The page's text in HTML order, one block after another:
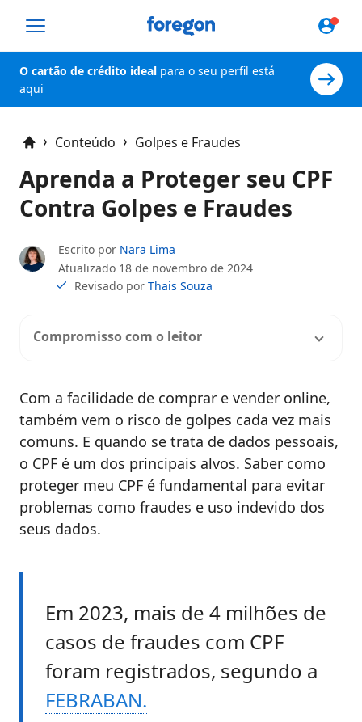
Foregon.com
O cartão de crédito ideal para o seu perfil está
aqui
HomeConteúdo Golpes e Fraudes
Aprenda a Proteger seu CPF
Contra Golpes e Fraudes
Escrito por Nara Lima
Atualizado 18 de novembro de 2024
Revisado por Thais Souza
Compromisso com o leitor
Com a facilidade de comprar e vender online,
também vem o risco de golpes cada vez mais
comuns. E quando se trata de dados pessoais,
o CPF é um dos principais alvos. Saber como
proteger meu CPF é fundamental para evitar
problemas como fraudes e uso indevido dos
seus dados.
Em 2023, mais de 4 milhões de
casos de fraudes com CPF
foram registrados, segundo a
FEBRABAN.